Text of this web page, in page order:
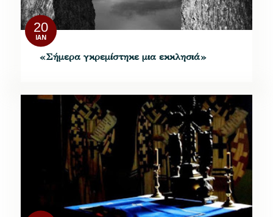
20
ΙΑΝ
«Σήμερα γκρεμίστηκε μια εκκλησιά»